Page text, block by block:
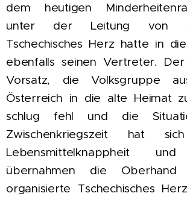
dem heutigen
unter der Leitung von
Tschechisches Herz hatte in
ebenfalls seinen Vertreter. Der
Vorsatz, die Volksgruppe
Österreich in die alte Heimat
schlug fehl und die
Zwischenkriegszeit hat
Lebensmittelknappheit
übernahmen die
organisierte Tschechisches